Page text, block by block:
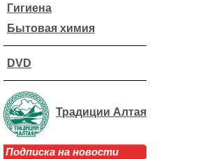
Гигиена
Бытовая химия
DVD
Традиции Алтая
Подписка на новости